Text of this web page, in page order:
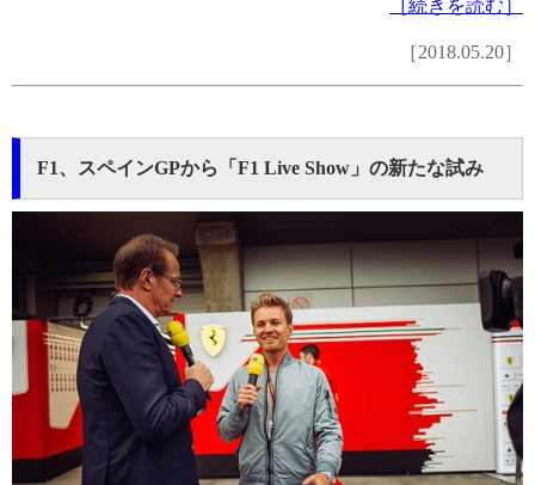
［続きを読む］
［2018.05.20］
F1、スペインGPから「F1 Live Show」の新たな試み